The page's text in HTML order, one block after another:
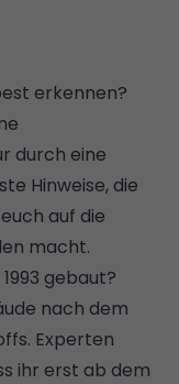
erkennen?
durch eine
Hinweise, die
auf die
macht.
gebaut?
nach dem
Experten
ihr erst ab dem